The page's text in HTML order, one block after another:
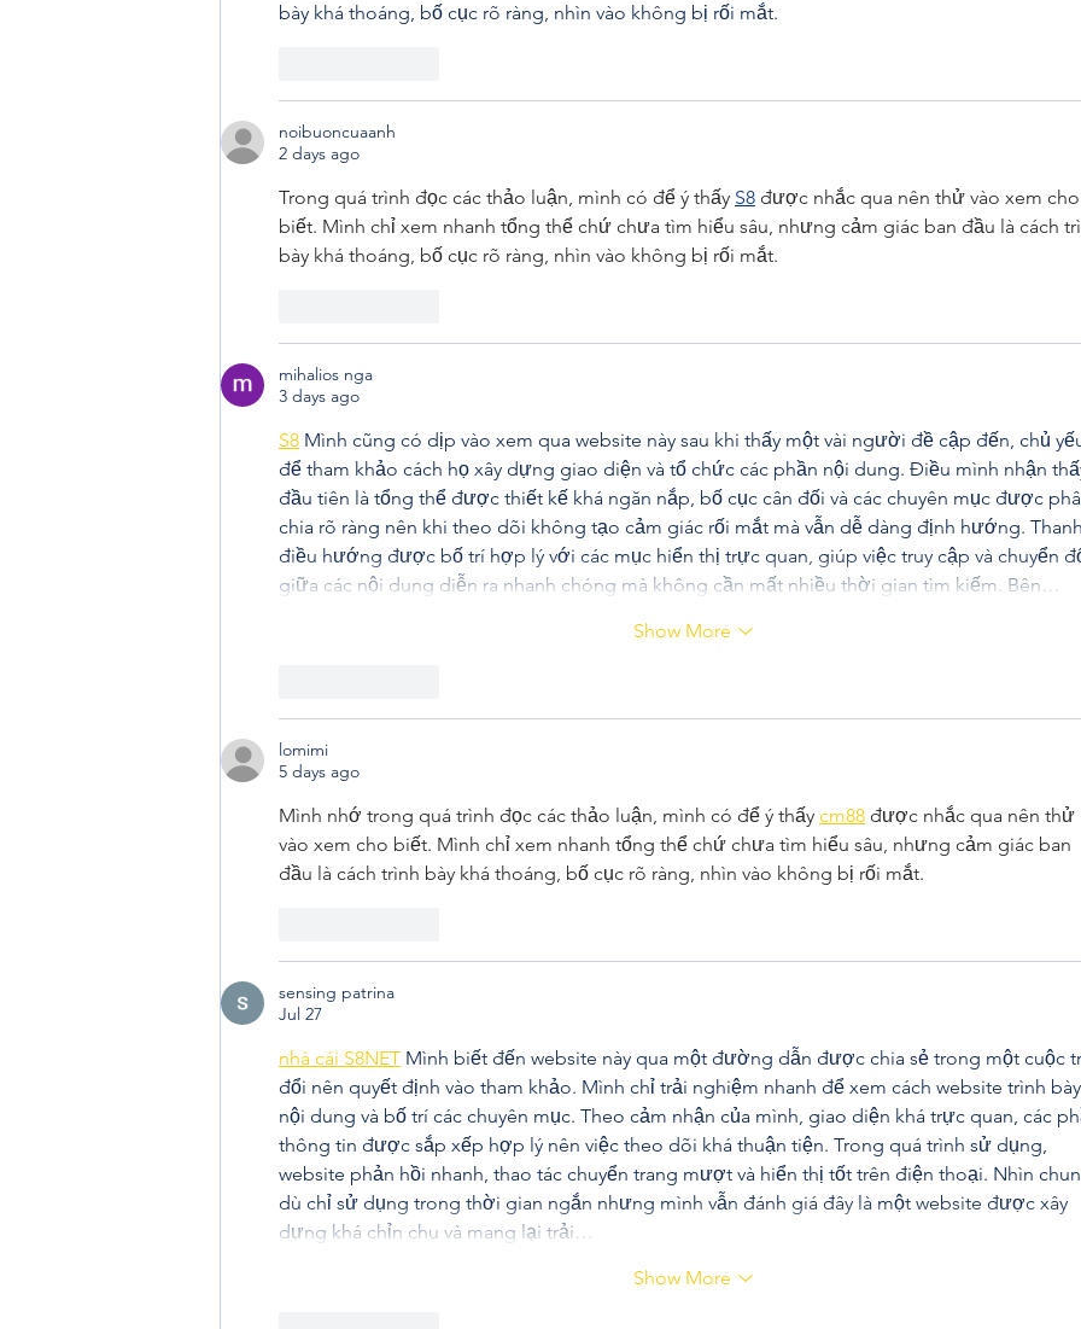
bày khá thoáng, bố cục rõ ràng, nhìn vào không bị rối mắt.
noibuoncuaanh
2 days ago
Trong quá trình đọc các thảo luận, mình có để ý thấy S8 được nhắc qua nên thử vào xem cho
biết. Mình chỉ xem nhanh tổng thể chứ chưa tìm hiểu sâu, nhưng cảm giác ban đầu là cách
bày khá thoáng, bố cục rõ ràng, nhìn vào không bị rối mắt.
mihalios nga
3 days ago
S8 Mình cũng có dịp vào xem qua website này sau khi thấy một vài người đề cập đến, chủ
để tham khảo cách họ xây dựng giao diện và tổ chức các phần nội dung. Điều mình nhận
đầu tiên là tổng thể được thiết kế khá ngăn nắp, bố cục cân đối và các chuyên mục được
chia rõ ràng nên khi theo dõi không tạo cảm giác rối mắt mà vẫn dễ dàng định hướng. Thanh
điều hướng được bố trí hợp lý với các mục hiển thị trực quan, giúp việc truy cập và chuyển
giữa các nội dung diễn ra nhanh chóng mà không cần mất nhiều thời gian tìm kiếm. Bên…
Show More
lomimi
5 days ago
Mình nhớ trong quá trình đọc các thảo luận, mình có để ý thấy cm88 được nhắc qua nên thử
vào xem cho biết. Mình chỉ xem nhanh tổng thể chứ chưa tìm hiểu sâu, nhưng cảm giác ban
đầu là cách trình bày khá thoáng, bố cục rõ ràng, nhìn vào không bị rối mắt.
sensing patrina
Jul 27
nhà cái S8NET Mình biết đến website này qua một đường dẫn được chia sẻ trong một cuộc
đổi nên quyết định vào tham khảo. Mình chỉ trải nghiệm nhanh để xem cách website trình bày
nội dung và bố trí các chuyên mục. Theo cảm nhận của mình, giao diện khá trực quan, các
thông tin được sắp xếp hợp lý nên việc theo dõi khá thuận tiện. Trong quá trình sử dụng,
website phản hồi nhanh, thao tác chuyển trang mượt và hiển thị tốt trên điện thoại. Nhìn
dù chỉ sử dụng trong thời gian ngắn nhưng mình vẫn đánh giá đây là một website được xây
dựng khá chỉn chu và mang lại trải…
Show More